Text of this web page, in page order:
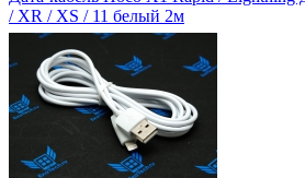
/ XR / XS / 11 белый 2м